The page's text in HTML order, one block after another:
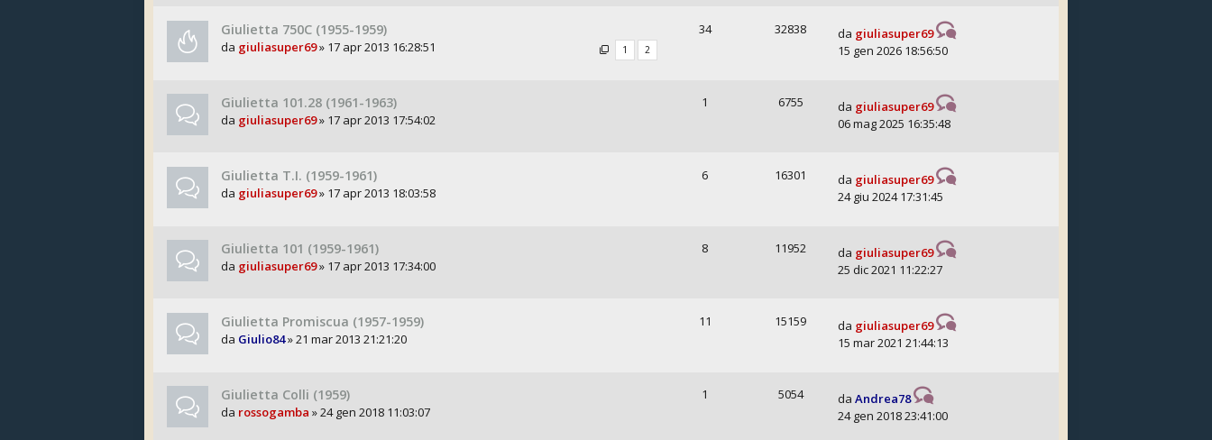
Giulietta 750C (1955-1959)
1 2
da giuliasuper69» 17 apr 2013 16:28:51
34 32838 da giuliasuper69
15 gen 2026 18:56:50
Giulietta 101.28 (1961-1963)
da giuliasuper69» 17 apr 2013 17:54:02
1 6755 da giuliasuper69
06 mag 2025 16:35:48
Giulietta T.I. (1959-1961)
da giuliasuper69» 17 apr 2013 18:03:58
6 16301 da giuliasuper69
24 giu 2024 17:31:45
Giulietta 101 (1959-1961)
da giuliasuper69» 17 apr 2013 17:34:00
8 11952 da giuliasuper69
25 dic 2021 11:22:27
Giulietta Promiscua (1957-1959)
da Giulio84» 21 mar 2013 21:21:20
11 15159 da giuliasuper69
15 mar 2021 21:44:13
Giulietta Colli (1959)
da rossogamba » 24 gen 2018 11:03:07
1 5054 da Andrea78
24 gen 2018 23:41:00